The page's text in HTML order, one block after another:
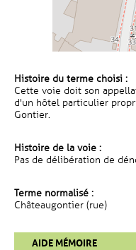
Histoire du terme choisi :
Cette voie doit son
d'un hôtel particulier
Gontier.
Histoire de la voie :
Pas de délibération de
Terme normalisé :
Châteaugontier (rue)
AIDE MÉMOIRE